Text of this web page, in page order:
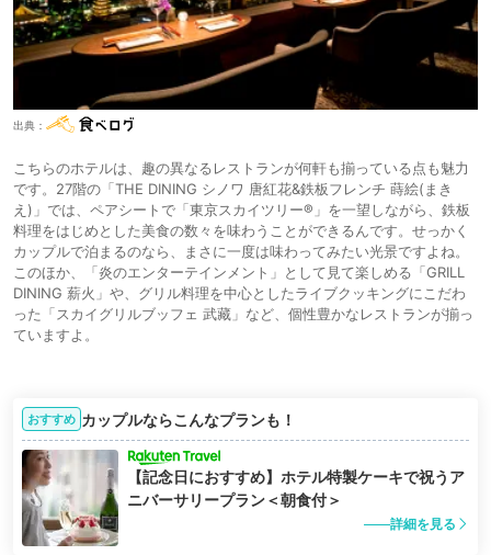
出典：
こちらのホテルは、趣の異なるレストランが何軒も揃っている点も魅力
です。27階の「THE DINING シノワ 唐紅花&鉄板フレンチ 蒔絵(まき
え)」では、ペアシートで「東京スカイツリー®」を一望しながら、鉄板
料理をはじめとした美食の数々を味わうことができるんです。せっかく
カップルで泊まるのなら、まさに一度は味わってみたい光景ですよね。
このほか、「炎のエンターテインメント」として見て楽しめる「GRILL
DINING 薪火」や、グリル料理を中心としたライブクッキングにこだわ
った「スカイグリルブッフェ 武藏」など、個性豊かなレストランが揃っ
ていますよ。
おすすめ カップルならこんなプランも！
【記念日におすすめ】ホテル特製ケーキで祝うア
ニバーサリープラン＜朝食付＞
詳細を見る